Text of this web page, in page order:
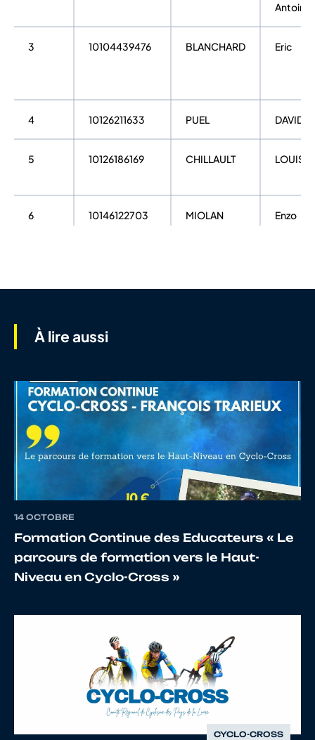
Antoine
3 10104439476 BLANCHARD Eric
4 10126211633 PUEL DAVID
5 10126186169 CHILLAULT LOUIS
6 10146122703 MIOLAN Enzo
7 10024224722 PORTMANN
8 10024646670 DEVILLIERS
10117540237 BARBAT JEROME
12 10099848548
10069273744
10117334618
RATIGNIER
INGELAERE
À lire aussi
14 OCTOBRE
Formation Continue des Educateurs « Le
parcours de formation vers le Haut-
Niveau en Cyclo-Cross »
CYCLO-CROSS